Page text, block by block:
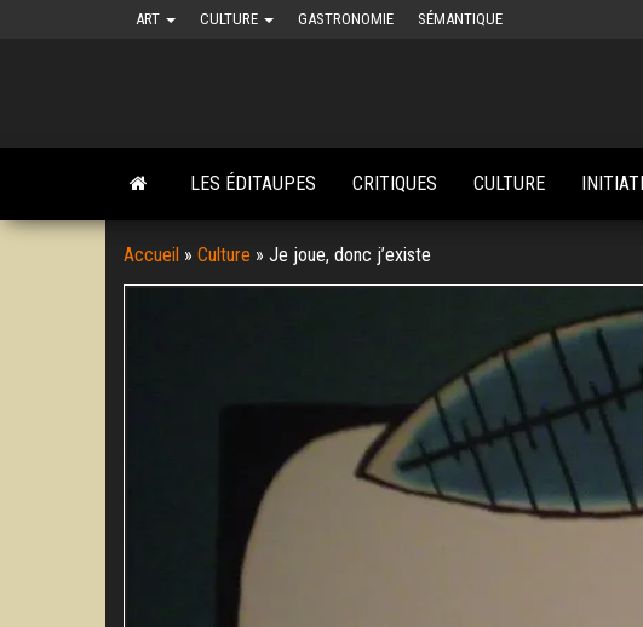
ART CULTURE GASTRONOMIE SÉMANTIQUE
LES ÉDITAUPES CRITIQUES CULTURE
Accueil » Culture » Je joue, donc j’existe